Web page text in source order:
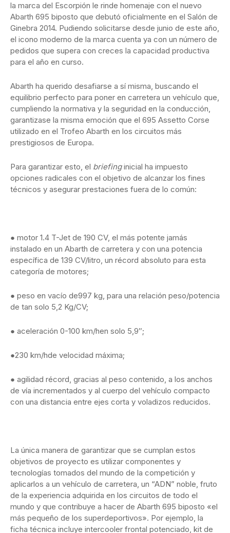
la marca del Escorpión le rinde homenaje con el nuevo
Abarth 695 biposto que debutó oficialmente en el Salón de
Ginebra 2014. Pudiendo solicitarse desde junio de este año,
el icono moderno de la marca cuenta ya con un número de
pedidos que supera con creces la capacidad productiva
para el año en curso.
Abarth ha querido desafiarse a sí misma, buscando el
equilibrio perfecto para poner en carretera un vehículo que,
cumpliendo la normativa y la seguridad en la conducción,
garantizase la misma emoción que el 695 Assetto Corse
utilizado en el Trofeo Abarth en los circuitos más
prestigiosos de Europa.
Para garantizar esto, el briefinginicial ha impuesto
opciones radicales con el objetivo de alcanzar los fines
técnicos y asegurar prestaciones fuera de lo común:
● motor 1.4 T-Jet de 190 CV, el más potente jamás
instalado en un Abarth de carretera y con una potencia
específica de 139 CV/litro, un récord absoluto para esta
categoría de motores;
● peso en vacío de997 kg, para una relación peso/potencia
de tan solo 5,2 Kg/CV;
● aceleración 0-100 km/hen solo 5,9″;
●230 km/hde velocidad máxima;
● agilidad récord, gracias al peso contenido, a los anchos
de vía incrementados y al cuerpo del vehículo compacto
con una distancia entre ejes corta y voladizos reducidos.
La única manera de garantizar que se cumplan estos
objetivos de proyecto es utilizar componentes y
tecnologías tomados del mundo de la competición y
aplicarlos a un vehículo de carretera, un “ADN” noble, fruto
de la experiencia adquirida en los circuitos de todo el
mundo y que contribuye a hacer de Abarth 695 biposto «el
más pequeño de los superdeportivos». Por ejemplo, la
ficha técnica incluye intercooler frontal potenciado, kit de